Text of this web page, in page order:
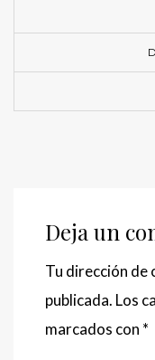
Deja un
Tu dirección de
publicada. Los
marcados con *